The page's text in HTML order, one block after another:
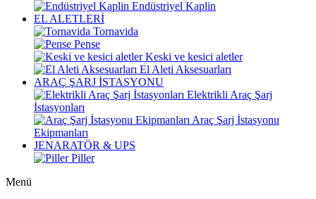
Endüstriyel Kaplin
EL ALETLERİ
Tornavida
Pense
Keski ve kesici aletler
El Aleti Aksesuarları
ARAÇ ŞARJ İSTASYONU
Elektrikli Araç Şarj
İstasyonları
Araç Şarj İstasyonu
Ekipmanları
JENARATÖR & UPS
Piller
Menü